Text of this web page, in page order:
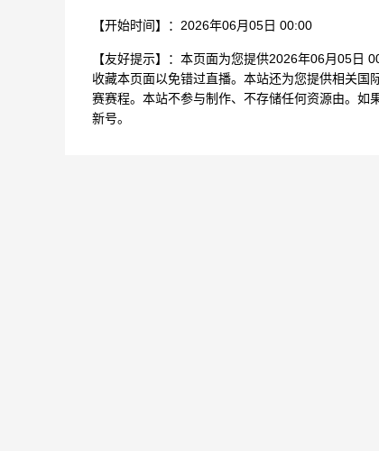
【开始时间】：2026年06月05日 00:00
【友好提示】：本页面为您提供2026年06月05日
收藏本页面以免错过直播。本站还为您提供相关
赛赛程。本站不参与制作、不存储任何资源由。如
新号。